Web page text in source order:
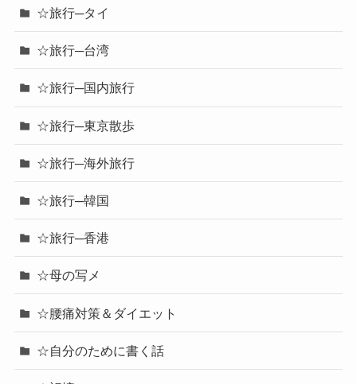
☆旅行─タイ
☆旅行─台湾
☆旅行─国内旅行
☆旅行─東京散歩
☆旅行─海外旅行
☆旅行─韓国
☆旅行─香港
☆母の写メ
☆腰痛対策＆ダイエット
☆自分のために書く話